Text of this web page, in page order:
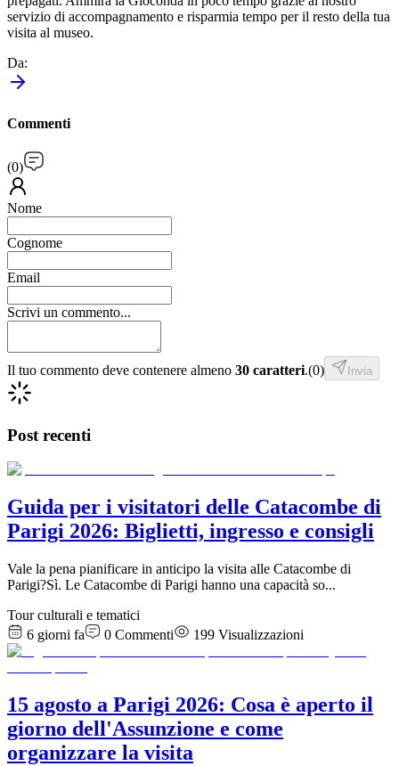
servizio di accompagnamento e risparmia tempo per il resto della tua
visita al museo.
Da:
Commenti
(0)
Nome
Cognome
Email
Scrivi un commento...
Il tuo commento deve contenere almeno 30 caratteri.(0) Invia
Post recenti
Guida per i visitatori delle Catacombe di
Parigi 2026: Biglietti, ingresso e consigli
Vale la pena pianificare in anticipo la visita alle Catacombe di
Parigi?Sì. Le Catacombe di Parigi hanno una capacità so...
Tour culturali e tematici
6 giorni fa
0 Commenti 199 Visualizzazioni
15 agosto a Parigi 2026: Cosa è aperto il
giorno dell'Assunzione e come
organizzare la visita